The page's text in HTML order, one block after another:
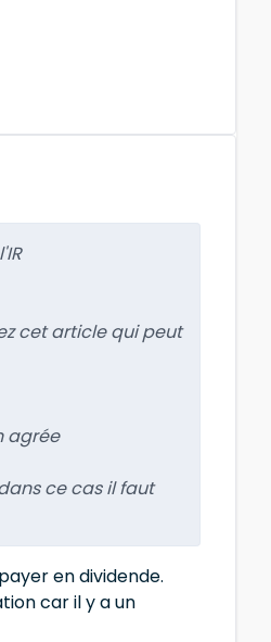
cet article qui peut
agrée
ce cas il faut
en dividende.
car il y a un